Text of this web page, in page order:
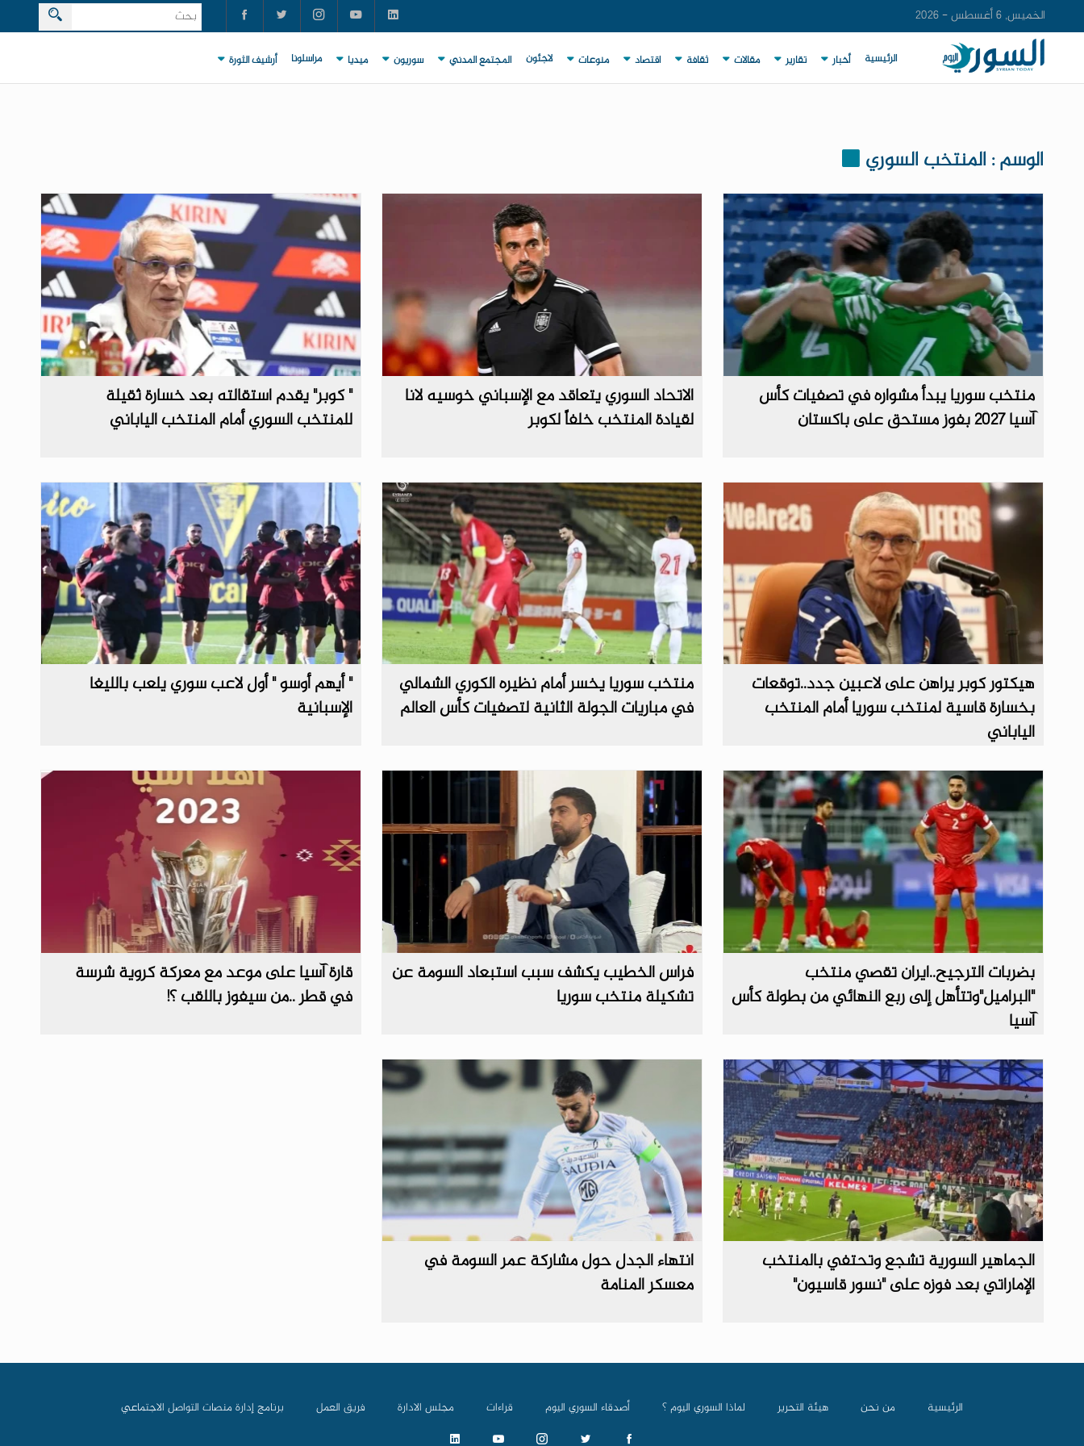
الخميس, 6 أغسطس - 2026
الرئيسية أخبار تقارير مقالات ثقافة اقتصاد منوعات لاجئون المجتمع المدني سوريون ميديا مراسلونا أرشيف الثورة
الوسم : المنتخب السوري
منتخب سوريا يبدأ مشواره في تصفيات كأس
آسيا 2027 بفوز مستحق على باكستان
الاتحاد السوري يتعاقد مع الإسباني خوسيه لانا
لقيادة المنتخب خلفاً لكوبر
" كوبر" يقدم استقالته بعد خسارة ثقيلة
للمنتخب السوري أمام المنتخب الياباني
هيكتور كوبر يراهن على لاعبين جدد..توقعات
بخسارة قاسية لمنتخب سوريا أمام المنتخب
الياباني
منتخب سوريا يخسر أمام نظيره الكوري الشمالي
في مباريات الجولة الثانية لتصفيات كأس العالم
" أيهم أوسو " أول لاعب سوري يلعب بالليغا
الإسبانية
بضربات الترجيح..ايران تقصي منتخب
"البراميل"وتتأهل إلى ربع النهائي من بطولة كأس
آسيا
فراس الخطيب يكشف سبب استبعاد السومة عن
تشكيلة منتخب سوريا
قارة آسيا على موعد مع معركة كروية شرسة
في قطر ..من سيفوز باللقب ؟!
الجماهير السورية تشجع وتحتفي بالمنتخب
الإماراتي بعد فوزه على "نسور قاسيون"
انتهاء الجدل حول مشاركة عمر السومة في
معسكر المنامة
الرئيسية من نحن هيئة التحرير لماذا السوري اليوم ؟ أصدقاء السوري اليوم قراءات مجلس الادارة فريق العمل برنامج إدارة منصات التواصل الاجتماعي